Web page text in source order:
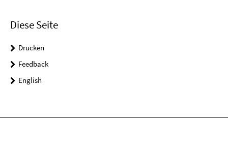
Diese Seite
Drucken
Feedback
English